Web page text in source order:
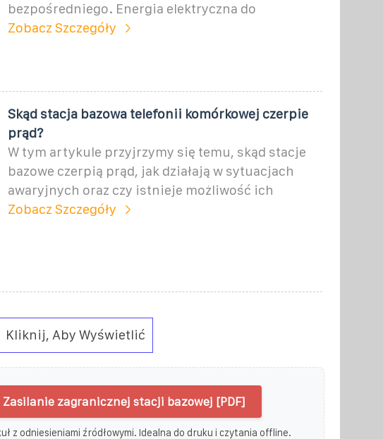
bezpośredniego. Energia elektryczna do
Zobacz Szczegóły
Skąd stacja bazowa telefonii komórkowej czerpie
prąd?
W tym artykule przyjrzymy się temu, skąd stacje
bazowe czerpią prąd, jak działają w sytuacjach
awaryjnych oraz czy istnieje możliwość ich
Zobacz Szczegóły
Kliknij, Aby Wyświetlić
Zasilanie zagranicznej stacji bazowej [PDF]
z odniesieniami źródłowymi. Idealna do druku i czytania offline.